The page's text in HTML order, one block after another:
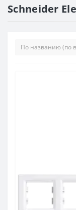
Schneider